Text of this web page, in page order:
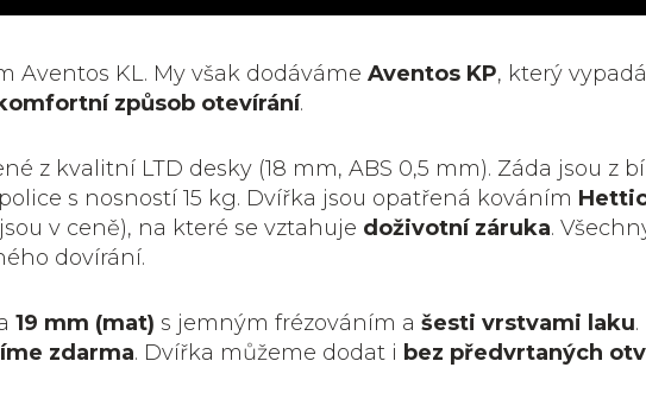
Aventos KL. My však dodáváme Aventos KP, který
způsob otevírání.
z kvalitní LTD desky (18 mm, ABS 0,5 mm). Záda jsou z
s nosností 15 kg. Dvířka jsou opatřená kováním
v ceně), na které se vztahuje doživotní záruka.
dovírání.
19 mm (mat) s jemným frézováním a šesti vrstvami laku
zdarma. Dvířka můžeme dodat i bez předvrtaných